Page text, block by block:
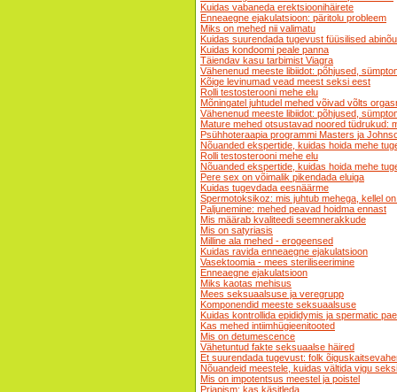
Kuidas vabaneda erektsioonihäirete
Enneaegne ejakulatsioon: päritolu probleem
Miks on mehed nii valimatu
Kuidas suurendada tugevust füüsilised
Kuidas kondoomi peale panna
Täiendav kasu tarbimist Viagra
Vähenenud meeste libiidot: põhjused,
Kõige levinumad vead meest seksi eest
Rolli testosterooni mehe elu
Mõningatel juhtudel mehed võivad võlts
Vähenenud meeste libiidot: põhjused,
Mature mehed otsustavad noored tüdrukud:
Psühhoteraapia programmi Masters ja
Nõuanded ekspertide, kuidas hoida mehe
Rolli testosterooni mehe elu
Nõuanded ekspertide, kuidas hoida mehe
Pere sex on võimalik pikendada eluiga
Kuidas tugevdada eesnäärme
Spermotoksikoz: mis juhtub mehega, kellel
Paljunemine: mehed peavad hoidma ennast
Mis määrab kvaliteedi seemnerakkude
Mis on satyriasis
Milline ala mehed - erogeensed
Kuidas ravida enneaegne ejakulatsioon
Vasektoomia - mees steriliseerimine
Enneaegne ejakulatsioon
Miks kaotas mehisus
Mees seksuaalsuse ja veregrupp
Komponendid meeste seksuaalsuse
Kuidas kontrollida epididymis ja spermatic
Kas mehed intiimhügieenitooted
Mis on detumescence
Vähetuntud fakte seksuaalse häired
Et suurendada tugevust: folk
Nõuandeid meestele, kuidas vältida vigu
Mis on impotentsus meestel ja poistel
Priapism: kas käsitleda